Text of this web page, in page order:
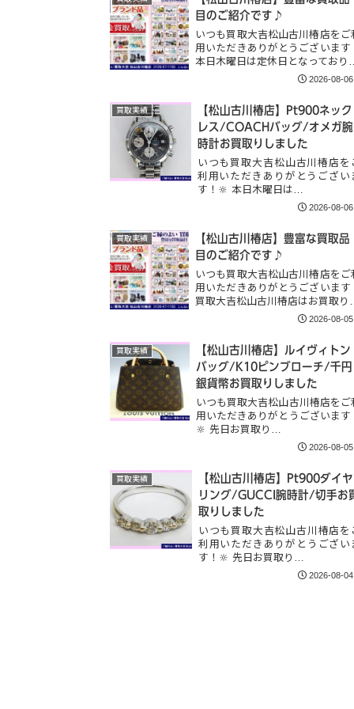
目のご紹介です♪
いつも買取大吉松山古川椿店をご
用いただきありがとうございます
本日木曜日は定休日となっており…
2026-08-06
買取実績
【松山古川椿店】Pt900ネック
レス/COACHバッグ/オメガ腕
時計お買取りしました
いつも買取大吉松山古川椿店を
利用いただきありがとうござい
す！🔆 本日木曜日は…
2026-08-06
買取実績
【松山古川椿店】豊富な買取品
目のご紹介です♪
いつも買取大吉松山古川椿店をご
用いただきありがとうございます
買取大吉松山古川椿店はお買取
2026-08-05
買取実績
【松山古川椿店】ルイヴィトン
バッグ/K10ピンブローチ/千円
銀貨幣お買取りしました
いつも買取大吉松山古川椿店をご
用いただきありがとうございます
🔆 先日お買取り…
2026-08-05
買取実績
【松山古川椿店】Pt900ダイヤ
リング/GUCCI腕時計/切手お
取りしました
いつも買取大吉松山古川椿店を
利用いただきありがとうござい
す！🔆 先日お買取り…
2026-08-04